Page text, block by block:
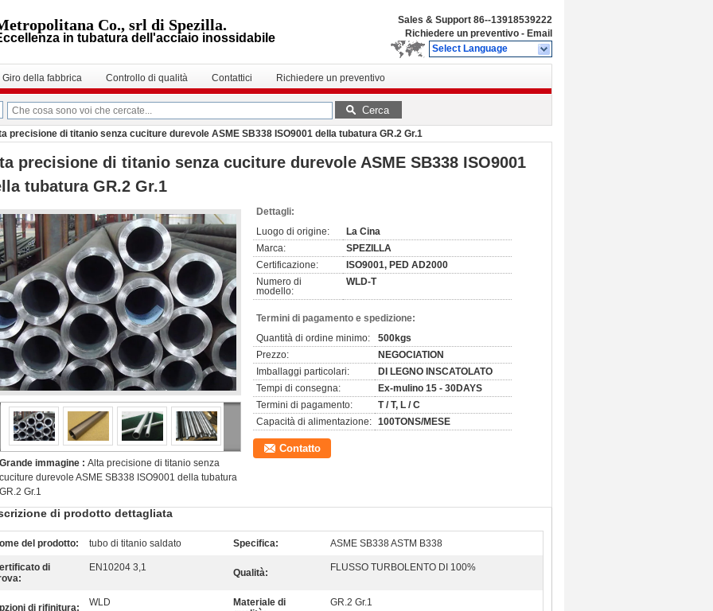
Co., srl di Spezilla.
in tubatura dell'acciaio inossidabile
Sales & Support 86--13918539222
Richiedere un preventivo - Email
Select Language
Giro della fabbrica Controllo di qualità Contattici Richiedere un preventivo
Cerca
precisione di titanio senza cuciture durevole ASME SB338 ISO9001 della tubatura GR.2 Gr.1
precisione di titanio senza cuciture durevole ASME SB338 ISO9001
tubatura GR.2 Gr.1
Grande immagine : Alta precisione di titanio senza
cuciture durevole ASME SB338 ISO9001 della tubatura
GR.2 Gr.1
Dettagli:
Luogo di origine:
La Cina
Marca:
SPEZILLA
Certificazione:
ISO9001, PED AD2000
Numero di
modello:
WLD-T
Termini di pagamento e spedizione:
Quantità di ordine minimo:
500kgs
Prezzo:
NEGOCIATION
Imballaggi particolari:
DI LEGNO INSCATOLATO
Tempi di consegna:
Ex-mulino 15 - 30DAYS
Termini di pagamento:
T / T, L / C
Capacità di alimentazione: 100TONS/MESE
Contatto
di prodotto dettagliata
del prodotto: tubo di titanio saldato Specifica: ASME SB338 ASTM B338
di
EN10204 3,1 Qualità: FLUSSO TURBOLENTO DI 100%
di rifinitura: WLD
Materiale di
GR.2 Gr.1